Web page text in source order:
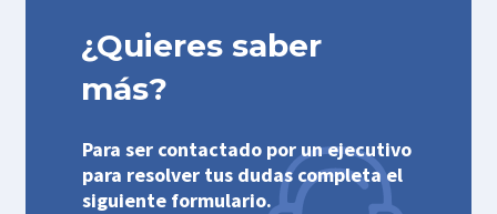
¿Quieres saber
más?
Para ser contactado por un ejecutivo
para resolver tus dudas completa el
siguiente formulario.